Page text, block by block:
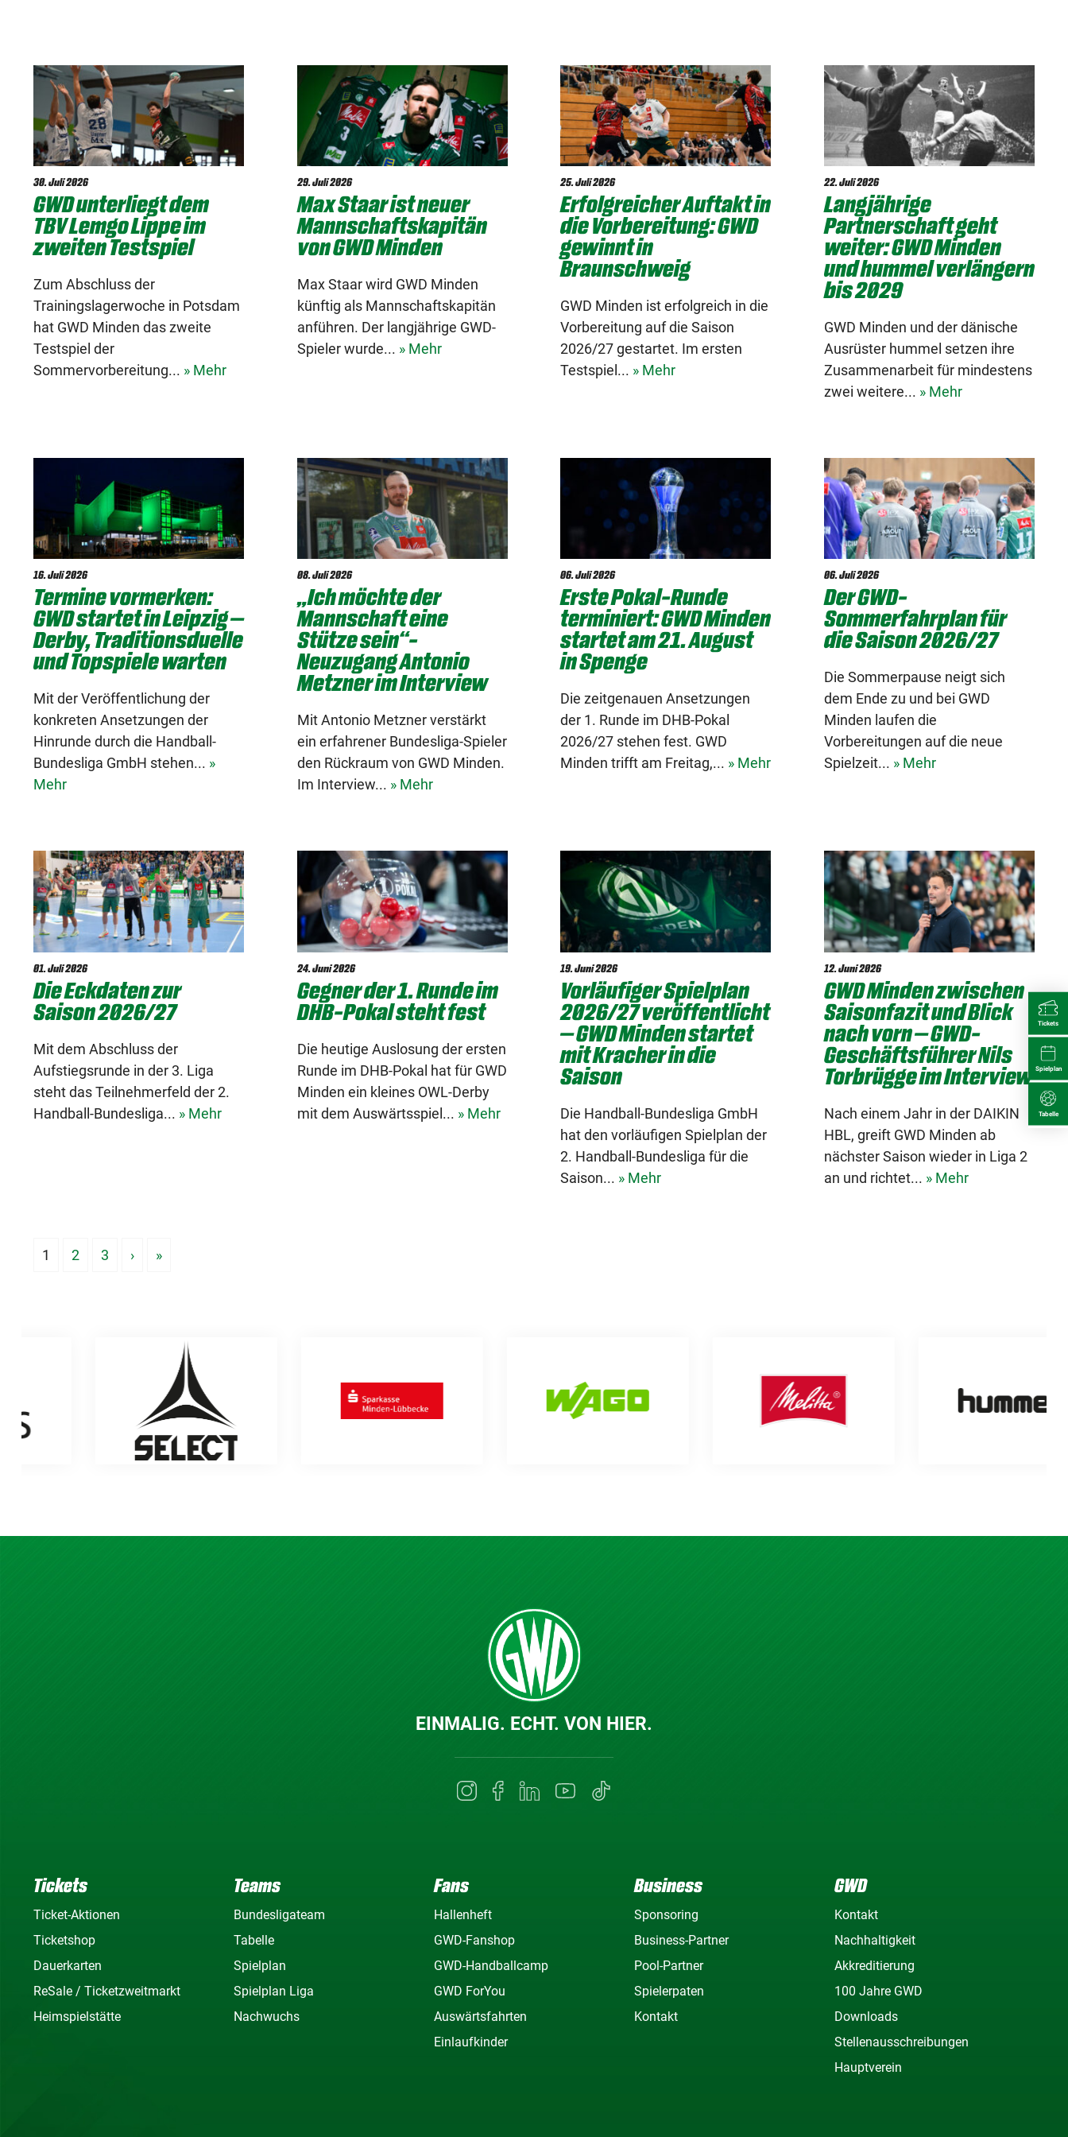
30. Juli 2026
GWD unterliegt dem
TBV Lemgo Lippe im
zweiten Testspiel
Zum Abschluss der
Trainingslagerwoche in Potsdam
hat GWD Minden das zweite
Testspiel der
Sommervorbereitung... » Mehr
29. Juli 2026
Max Staar ist neuer
Mannschaftskapitän
von GWD Minden
Max Staar wird GWD Minden
künftig als Mannschaftskapitän
anführen. Der langjährige GWD-
Spieler wurde... » Mehr
25. Juli 2026
Erfolgreicher Auftakt in
die Vorbereitung: GWD
gewinnt in
Braunschweig
GWD Minden ist erfolgreich in die
Vorbereitung auf die Saison
2026/27 gestartet. Im ersten
Testspiel... » Mehr
22. Juli 2026
Langjährige
Partnerschaft geht
weiter: GWD Minden
und hummel verlängern
bis 2029
GWD Minden und der dänische
Ausrüster hummel setzen ihre
Zusammenarbeit für mindestens
zwei weitere... » Mehr
16. Juli 2026
Termine vormerken:
GWD startet in Leipzig –
Derby, Traditionsduelle
und Topspiele warten
Mit der Veröffentlichung der
konkreten Ansetzungen der
Hinrunde durch die Handball-
Bundesliga GmbH stehen... »
Mehr
08. Juli 2026
„Ich möchte der
Mannschaft eine
Stütze sein“-
Neuzugang Antonio
Metzner im Interview
Mit Antonio Metzner verstärkt
ein erfahrener Bundesliga-Spieler
den Rückraum von GWD Minden.
Im Interview... » Mehr
06. Juli 2026
Erste Pokal-Runde
terminiert: GWD Minden
startet am 21. August
in Spenge
Die zeitgenauen Ansetzungen
der 1. Runde im DHB-Pokal
2026/27 stehen fest. GWD
Minden trifft am Freitag,... » Mehr
06. Juli 2026
Der GWD-
Sommerfahrplan für
die Saison 2026/27
Die Sommerpause neigt sich
dem Ende zu und bei GWD
Minden laufen die
Vorbereitungen auf die neue
Spielzeit... » Mehr
01. Juli 2026
Die Eckdaten zur
Saison 2026/27
Mit dem Abschluss der
Aufstiegsrunde in der 3. Liga
steht das Teilnehmerfeld der 2.
Handball-Bundesliga... » Mehr
24. Juni 2026
Gegner der 1. Runde im
DHB-Pokal steht fest
Die heutige Auslosung der ersten
Runde im DHB-Pokal hat für GWD
Minden ein kleines OWL-Derby
mit dem Auswärtsspiel... » Mehr
19. Juni 2026
Vorläufiger Spielplan
2026/27 veröffentlicht
– GWD Minden startet
mit Kracher in die
Saison
Die Handball-Bundesliga GmbH
hat den vorläufigen Spielplan der
2. Handball-Bundesliga für die
Saison... » Mehr
12. Juni 2026
GWD Minden zwischen
Saisonfazit und Blick
nach vorn – GWD-
Geschäftsführer Nils
Torbrügge im Interview
Nach einem Jahr in der DAIKIN
HBL, greift GWD Minden ab
nächster Saison wieder in Liga 2
an und richtet... » Mehr
1 2 3 › »
EINMALIG. ECHT. VON HIER.
Tickets
Ticket-Aktionen
Ticketshop
Dauerkarten
ReSale / Ticketzweitmarkt
Heimspielstätte
Teams
Bundesligateam
Tabelle
Spielplan
Spielplan Liga
Nachwuchs
Fans
Hallenheft
GWD-Fanshop
GWD-Handballcamp
GWD ForYou
Auswärtsfahrten
Einlaufkinder
Business
Sponsoring
Business-Partner
Pool-Partner
Spielerpaten
Kontakt
GWD
Kontakt
Nachhaltigkeit
Akkreditierung
100 Jahre GWD
Downloads
Stellenausschreibungen
Hauptverein
Tickets
Spielplan
Tabelle